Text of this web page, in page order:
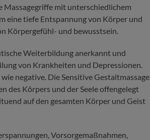
Massagegriffe mit unterschiedlichem
eine tiefe Entspannung von Körper und
Körpergefühl- und bewusstsein.
Weiterbildung anerkannt und
von Krankheiten und Depressionen.
negative. Die Sensitive Gestaltmassage
des Körpers und der Seele offengelegt
auf den gesamten Körper und Geist
Vorsorgemaßnahmen,